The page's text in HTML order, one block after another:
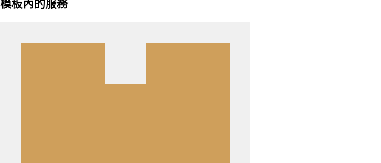
模板內的服務